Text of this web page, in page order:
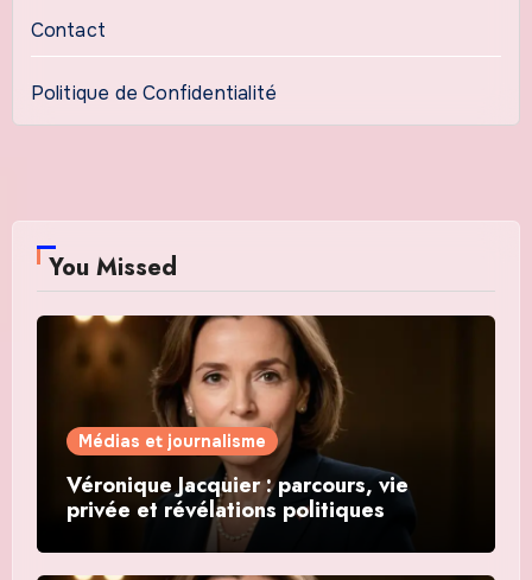
Contact
Politique de Confidentialité
You Missed
Médias et journalisme
Véronique Jacquier : parcours, vie
privée et révélations politiques